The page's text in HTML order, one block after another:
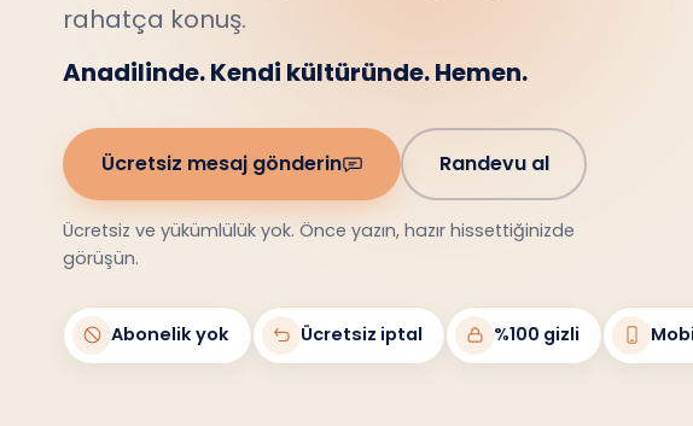
rahatça konuş.
Anadilinde. Kendi kültüründe. Hemen.
Ücretsiz mesaj gönderin Randevu al
Ücretsiz ve yükümlülük yok. Önce yazın, hazır hissettiğinizde
görüşün.
Abonelik yok Ücretsiz iptal %100 gizli